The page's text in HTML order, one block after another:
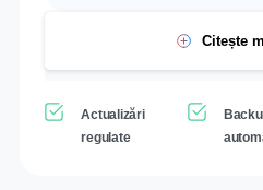
Citește
Actualizări
regulate